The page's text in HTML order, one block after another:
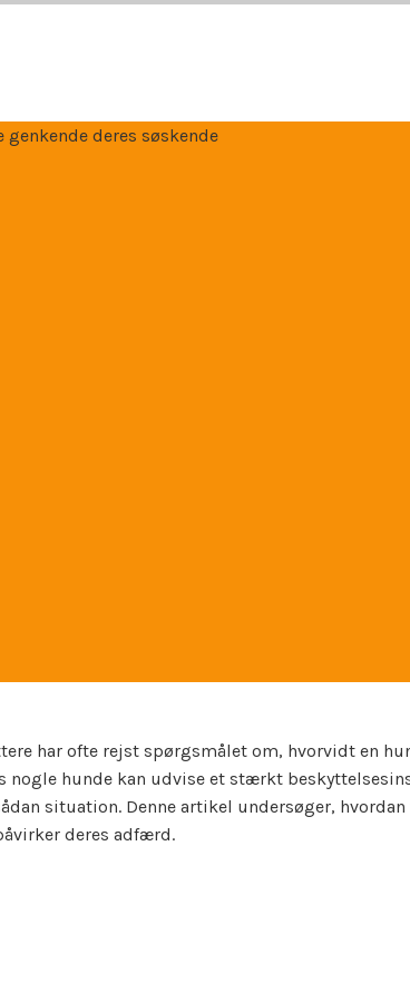
har ofte rejst spørgsmålet om, hvorvidt en
nogle hunde kan udvise et stærkt
situation. Denne artikel undersøger,
deres adfærd.